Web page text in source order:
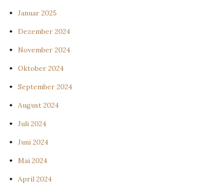
Januar 2025
Dezember 2024
November 2024
Oktober 2024
September 2024
August 2024
Juli 2024
Juni 2024
Mai 2024
April 2024